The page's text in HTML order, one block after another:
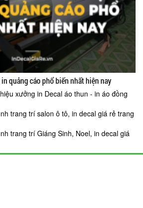
quảng cáo phổ biến nhất hiện nay
xưởng in Decal áo thun - in áo đồng
trang trí salon ô tô, in decal giá rẻ trang
trang trí Giáng Sinh, Noel, in decal giá